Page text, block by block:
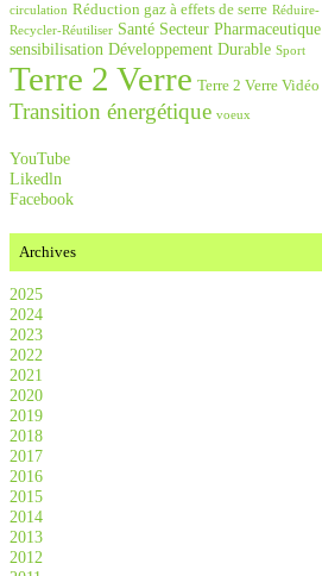
circulation Réduction gaz à effets de serre Réduire-
Recycler-Réutiliser Santé Secteur Pharmaceutique
sensibilisation Développement Durable Sport
Terre 2 Verre Terre 2 Verre Vidéo
Transition énergétique voeux
YouTube
Likedln
Facebook
Archives
2025
2024
2023
2022
2021
2020
2019
2018
2017
2016
2015
2014
2013
2012